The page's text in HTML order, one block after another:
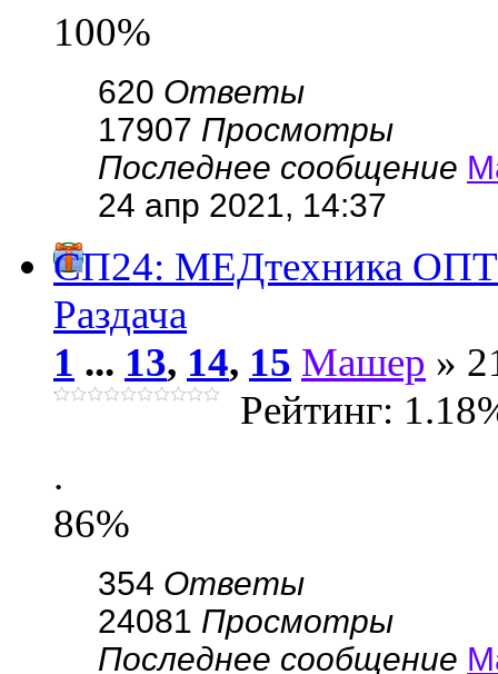
100%
620 Ответы
17907 Просмотры
Последнее сообщение
24 апр 2021, 14:37
СП24: МЕДтехника
Раздача
1 ... 13, 14, 15 Машер »
Рейтинг:
.
86%
354 Ответы
24081 Просмотры
Последнее сообщение